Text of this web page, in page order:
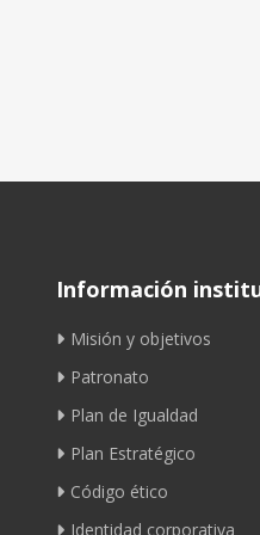
Información
Misión y objetivos
Patronato
Plan de Igualdad
Plan Estratégico
Código ético
Identidad corporativa